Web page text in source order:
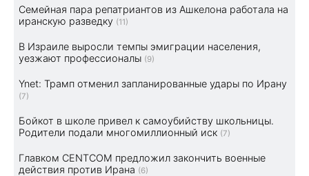
Семейная пара репатриантов из Ашкелона работала на
иранскую разведку (11)
В Израиле выросли темпы эмиграции населения,
уезжают профессионалы (9)
Ynet: Трамп отменил запланированные удары по Ирану
(7)
Бойкот в школе привел к самоубийству школьницы.
Родители подали многомиллионный иск (7)
Главком CENTCOM предложил закончить военные
действия против Ирана (6)